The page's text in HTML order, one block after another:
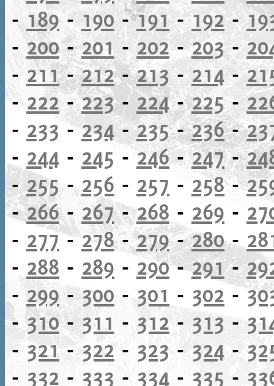
- 189 - 190 -191- 192 -
- 200-201 - 202-203 -
- 211-212-213 - 214 -
- 222 -223-224-225-
- 233 -234 -235-236-
- 244 - 245 - 246-247-
- 255- 256 - 257 - 258-
-266- 267-268 - 269 -
- 277-278-279-280-
- 288 - 289 - 290-291-
- 299 -300 - 301 - 302 -
-310- 311 - 312- 313 -
- 321 - 322 - 323 - 324 -
- 332 - 333 - 334 - 335 -